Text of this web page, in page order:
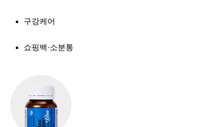
구강케어
쇼핑백·소분통